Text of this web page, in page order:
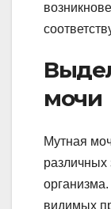
мочи
Мутная
различных
видимых